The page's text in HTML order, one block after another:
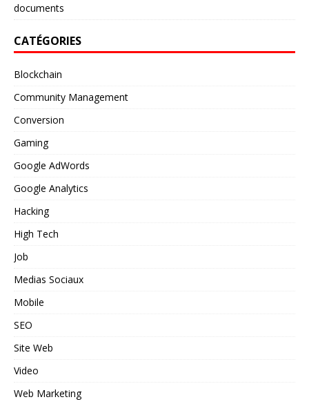
documents
CATÉGORIES
Blockchain
Community Management
Conversion
Gaming
Google AdWords
Google Analytics
Hacking
High Tech
Job
Medias Sociaux
Mobile
SEO
Site Web
Video
Web Marketing